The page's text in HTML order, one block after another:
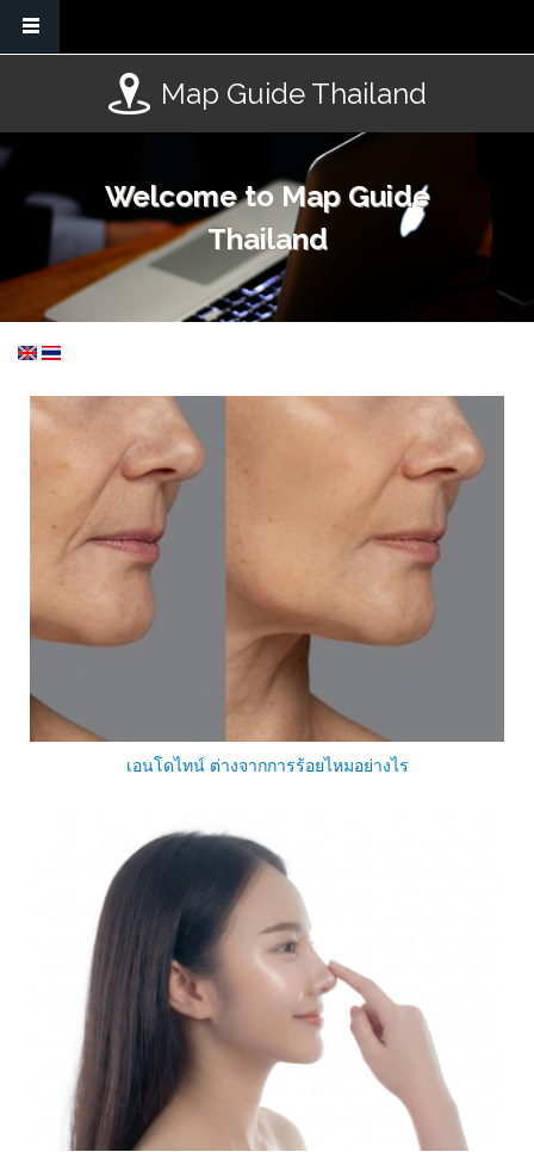
Skip to main content
Map Guide Thailand
Welcome to Map Guide
Thailand
เอนโดไทน์ ต่างจากการร้อยไหมอย่างไร